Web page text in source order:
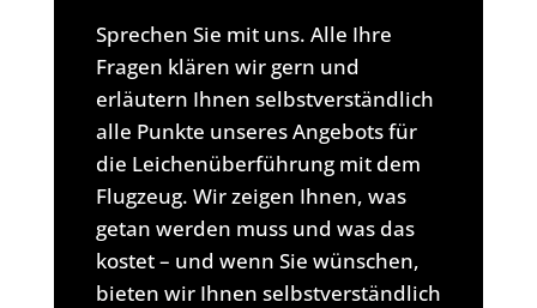
Sprechen Sie mit uns. Alle Ihre
Fragen klären wir gern und
erläutern Ihnen selbstverständlich
alle Punkte unseres Angebots für
die Leichenüberführung mit dem
Flugzeug. Wir zeigen Ihnen, was
getan werden muss und was das
kostet – und wenn Sie wünschen,
bieten wir Ihnen selbstverständlich